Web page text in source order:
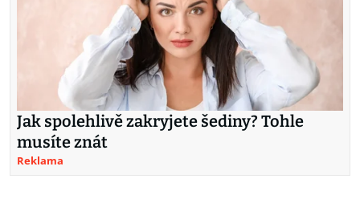
Jak spolehlivě zakryjete šediny? Tohle
musíte znát
Reklama